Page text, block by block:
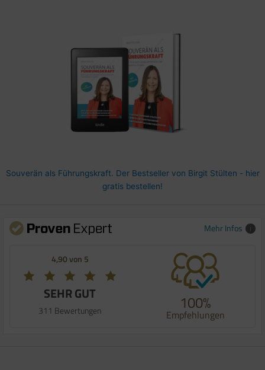
Souverän als Führungskraft. Der Bestseller von Birgit Stülten - hier
gratis bestellen!
Mehr Infos
4,90 von 5
SEHR GUT
311 Bewertungen 100%
Empfehlungen